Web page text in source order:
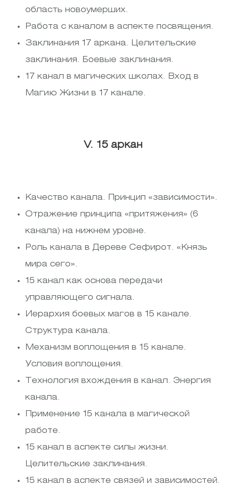
область новоумерших.
Работа с каналом в аспекте посвящения.
Заклинания 17 аркана. Целительские
заклинания. Боевые заклинания.
17 канал в магических школах. Вход в
Магию Жизни в 17 канале.
V. 15 аркан
Качество канала. Принцип «зависимости».
Отражение принципа «притяжения» (6
канала) на нижнем уровне.
Роль канала в Дереве Сефирот. «Князь
мира сего».
15 канал как основа передачи
управляющего сигнала.
Иерархия боевых магов в 15 канале.
Структура канала.
Механизм воплощения в 15 канале.
Условия воплощения.
Технология вхождения в канал. Энергия
канала.
Применение 15 канала в магической
работе.
15 канал в аспекте силы жизни.
Целительские заклинания.
15 канал в аспекте связей и зависимостей.